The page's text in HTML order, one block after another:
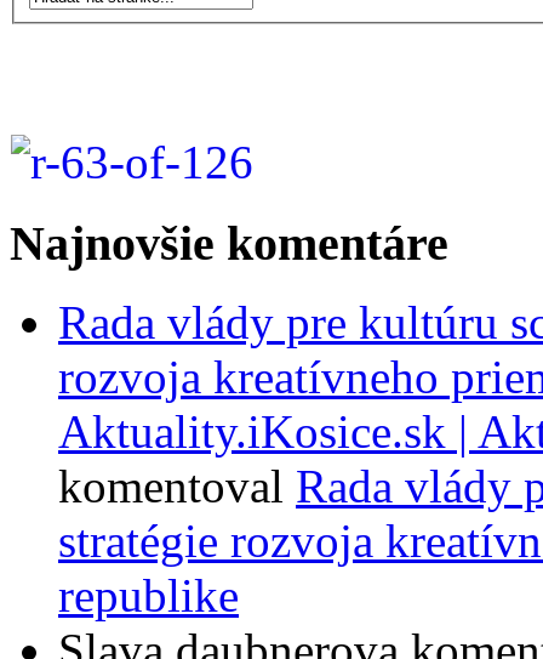
Najnovšie komentáre
Rada vlády pre kultúru
rozvoja kreatívneho
Aktuality.iKosice.sk |
komentoval Rada vlády
stratégie rozvoja
republike